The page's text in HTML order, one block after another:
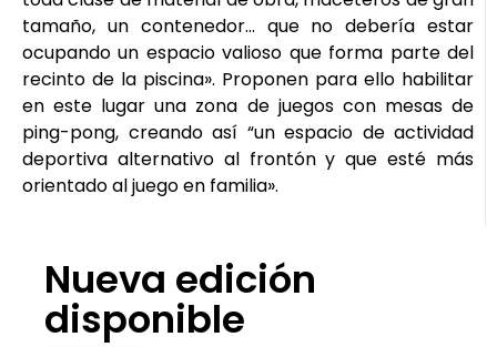
tamaño, un contenedor… que no debería estar
ocupando un espacio valioso que forma parte del
recinto de la piscina». Proponen para ello habilitar
en este lugar una zona de juegos con mesas de
ping-pong, creando así “un espacio de actividad
deportiva alternativo al frontón y que esté más
orientado al juego en familia».
Nueva edición
disponible